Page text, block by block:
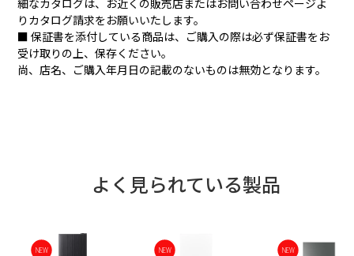
細なカタログは、お近くの販売店またはお問い合わせページよ
りカタログ請求をお願いいたします。
■ 保証書を添付している商品は、ご購入の際は必ず保証書をお
受け取りの上、保存ください。
尚、店名、ご購入年月日の記載のないものは無効となります。
よく見られている製品
NEW NEW NEW